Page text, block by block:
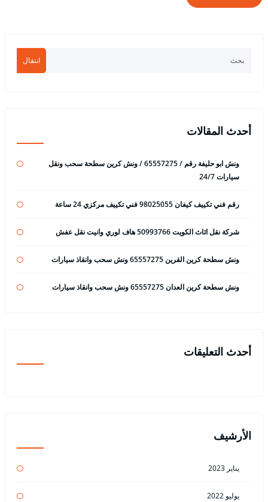
انتقال
أحدث المقالات
ونش ابو حليفة رقم / 65557275 / ونش كرين سطحة سحب ونقل
سيارات 24/7
رقم فني تكييف كيفان 98025055 فني تكييف مركزي 24 ساعة
شركة نقل اثاث الكويت 50993766 هاف لوري وانيت نقل عفش
ونش سطحة كرين القرين 65557275 ونش سحب وانقاذ سيارات
ونش سطحة كرين العدان 65557275 ونش سحب وانقاذ سيارات
أحدث التعليقات
الأرشيف
يناير 2023
يوليو 2022